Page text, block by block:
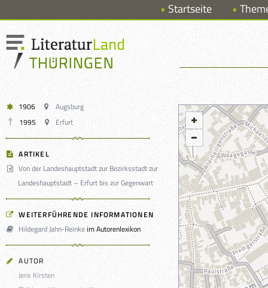
Startseite
1906
Augsburg
1995
Erfurt
ARTIKEL
Von der Landeshauptstadt zur Bezirksstadt zur
Landeshauptstadt – Erfurt bis zur Gegenwart
WEITERFÜHRENDE INFORMATIONEN
Hildegard Jahn-Reinkeim Autorenlexikon
AUTOR
Jens Kirsten